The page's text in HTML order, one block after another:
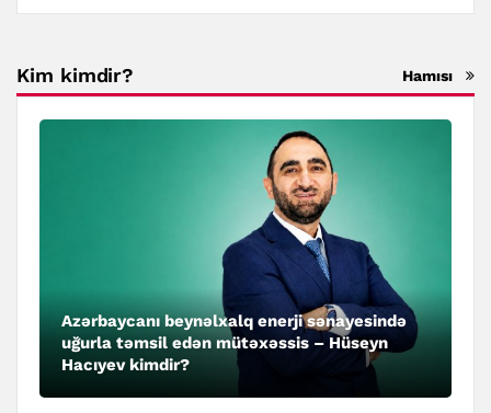
Kim kimdir? Hamısı
Azərbaycanı beynəlxalq enerji sənayesində
uğurla təmsil edən mütəxəssis – Hüseyn
Hacıyev kimdir?